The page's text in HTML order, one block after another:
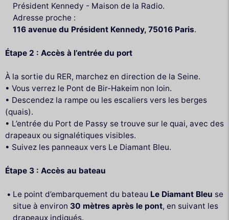
Président Kennedy - Maison de la Radio.
Adresse proche :
116 avenue du Président Kennedy, 75016 Paris.
Étape 2 : Accès à l’entrée du port
À la sortie du RER, marchez en direction de la Seine.
• Vous verrez le Pont de Bir-Hakeim non loin.
• Descendez la rampe ou les escaliers vers les berges
(quais).
• L’entrée du Port de Passy se trouve sur le quai, avec des
drapeaux ou signalétiques visibles.
• Suivez les panneaux vers Le Diamant Bleu.
Étape 3 : Accès au bateau
Le point d’embarquement du bateau Le Diamant Bleu se
situe à environ 30 mètres après le pont, en suivant les
drapeaux indiqués.